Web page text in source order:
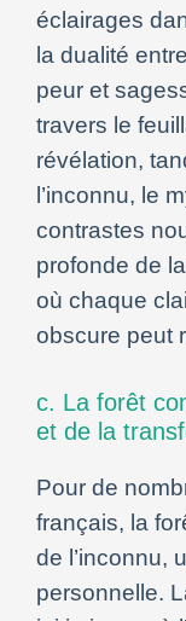
éclairages
la dualité
peur et
travers le
révélation,
l’inconnu, le
contrastes
profonde de
où chaque
obscure peut
c. La forêt
et de la
Pour de
français, la
de l’inconnu,
personnelle.